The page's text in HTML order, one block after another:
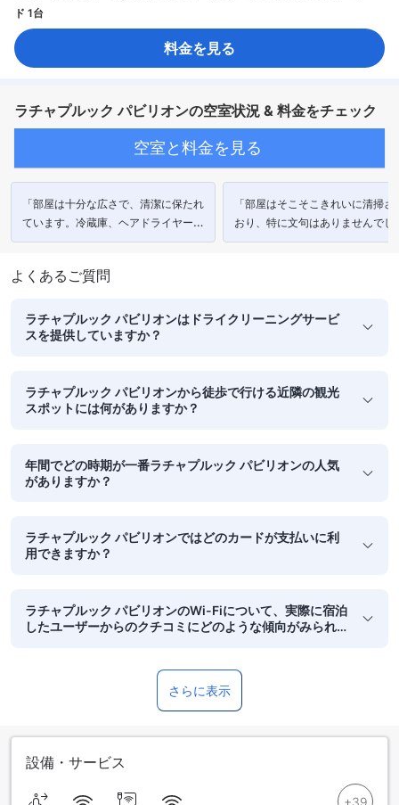
ド 1台
料金を見る
ラチャプルック パビリオンの空室状況 & 料金をチェック
空室と料金を見る
「部屋は十分な広さで、清潔に保たれ
ています。冷蔵庫、ヘアドライヤーも
あります。」
「部屋はそこそこきれいに清掃さ
おり、特に文句はありませんでし
た。」
よくあるご質問
ラチャプルック パビリオンはドライクリーニングサービ
スを提供していますか？
ラチャプルック パビリオンから徒歩で行ける近隣の観光
スポットには何がありますか？
年間でどの時期が一番ラチャプルック パビリオンの人気
がありますか？
ラチャプルック パビリオンではどのカードが支払いに利
用できますか？
ラチャプルック パビリオンのWi-Fiについて、実際に宿泊
したユーザーからのクチコミにどのような傾向がみられ
さらに表示
設備・サービス